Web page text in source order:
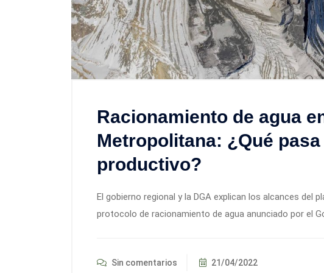
Racionamiento de agua
Metropolitana: ¿Qué
productivo?
El gobierno regional y la DGA explican los alcances del
protocolo de racionamiento de agua anunciado por el
Sin comentarios 21/04/2022